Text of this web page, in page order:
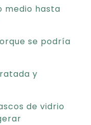
medio hasta
se podría
y
de vidrio